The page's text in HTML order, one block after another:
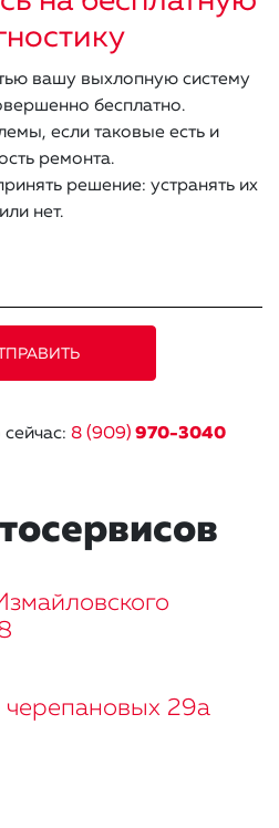
вашу выхлопную систему
бесплатно.
если таковые есть и
ремонта.
решение: устранять их
или нет.
8 (909) 970-3040
29а